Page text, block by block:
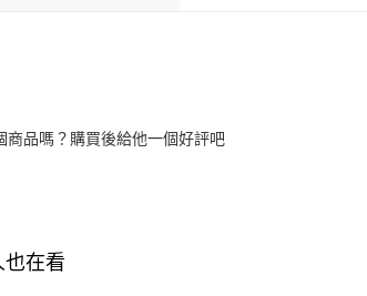
商品嗎？購買後給他一個好評吧
也在看